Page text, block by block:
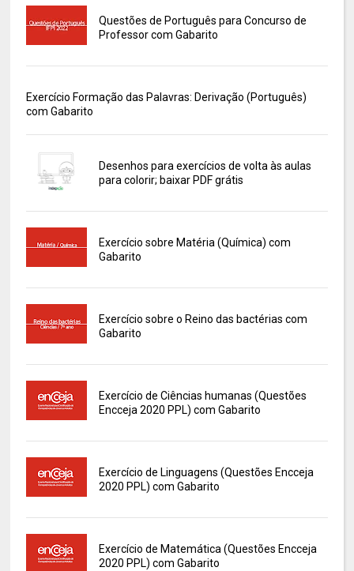
Questões de Português para Concurso de
Professor com Gabarito
Exercício Formação das Palavras: Derivação (Português)
com Gabarito
Desenhos para exercícios de volta às aulas
para colorir; baixar PDF grátis
Exercício sobre Matéria (Química) com
Gabarito
Exercício sobre o Reino das bactérias com
Gabarito
Exercício de Ciências humanas (Questões
Encceja 2020 PPL) com Gabarito
Exercício de Linguagens (Questões Encceja
2020 PPL) com Gabarito
Exercício de Matemática (Questões Encceja
2020 PPL) com Gabarito